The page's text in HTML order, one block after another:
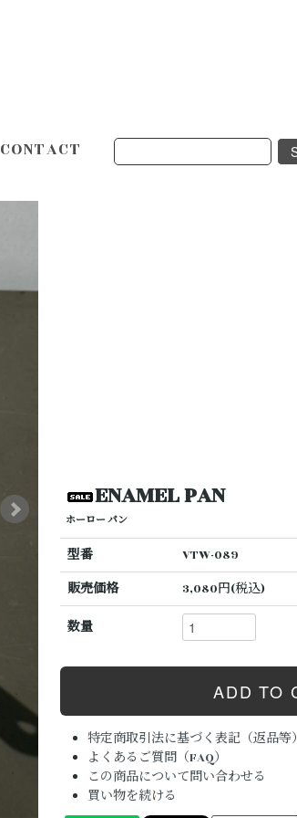
CONTACT
ENAMEL PAN
ホーロー パン
型番
VTW-089
販売価格
3,080円(税込)
数量
特定商取引法に基づく表記（返品等）
よくあるご質問（FAQ）
この商品について問い合わせる
買い物を続ける